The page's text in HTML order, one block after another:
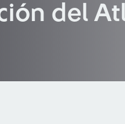
del